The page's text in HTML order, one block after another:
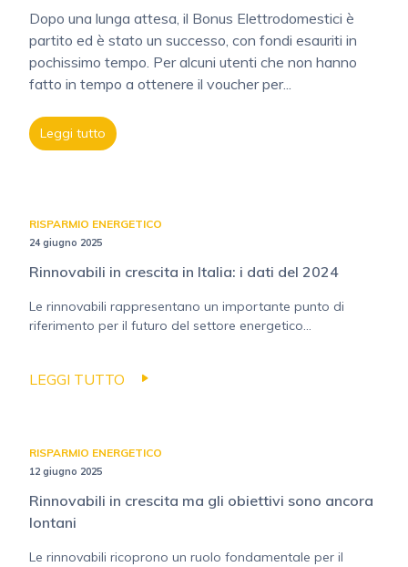
Dopo una lunga attesa, il Bonus Elettrodomestici è
partito ed è stato un successo, con fondi esauriti in
pochissimo tempo. Per alcuni utenti che non hanno
fatto in tempo a ottenere il voucher per...
Leggi tutto
RISPARMIO ENERGETICO
24 giugno 2025
Rinnovabili in crescita in Italia: i dati del 2024
Le rinnovabili rappresentano un importante punto di
riferimento per il futuro del settore energetico...
LEGGI TUTTO
RISPARMIO ENERGETICO
12 giugno 2025
Rinnovabili in crescita ma gli obiettivi sono ancora
lontani
Le rinnovabili ricoprono un ruolo fondamentale per il